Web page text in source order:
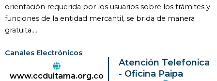
orientación requerida por los usuarios sobre los trámites y
funciones de la entidad mercantil, se brida de manera
gratuita….
Canales Electrónicos
www.ccduitama.org.co
Atención Telefonica
- Oficina Paipa